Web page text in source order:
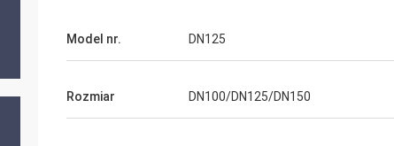
Model nr. DN125
Rozmiar DN100/DN125/DN150